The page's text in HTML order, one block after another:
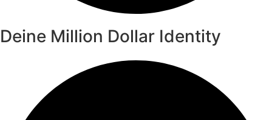
Deine Million Dollar Identity